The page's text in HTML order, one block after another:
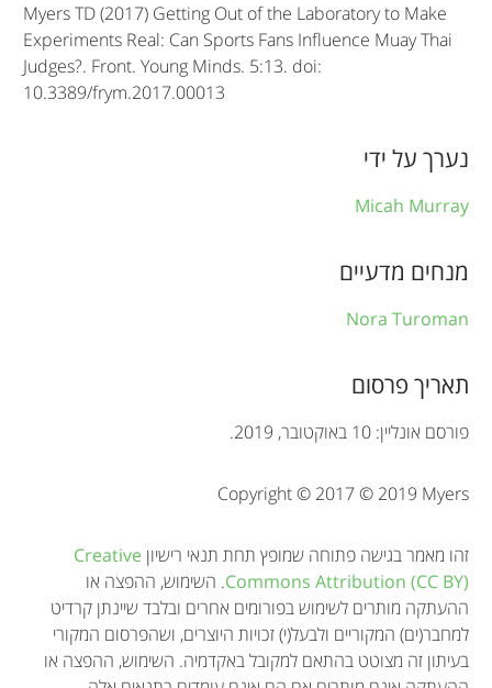
f
o
m
a
i
o
Myers TD (2017) Getting Out of the Laboratory to Make
Experiments Real: Can Sports Fans Influence Muay Thai
Judges?. Front. Young Minds. 5:13. doi:
10.3389/frym.2017.00013
נערך על ידי
Micah Murray
מנחים מדעיים
Nora Turoman
תאריך פרסום
פורסם אונליין: 10 באוקטובר, 2019.
Copyright © 2017 © 2019 Myers
זהו מאמר בגישה פתוחה שמופץ תחת תנאי רישיון Creative
Commons Attribution (CC BY). השימוש, ההפצה או
ההעתקה מותרים לשימוש בפורומים אחרים ובלבד שיינתן קרדיט
למחבר(ים) המקוריים ולבעל(י) זכויות היוצרים, ושהפרסום המקורי
בעיתון זה מצוטט בהתאם למקובל באקדמיה. השימוש, ההפצה או